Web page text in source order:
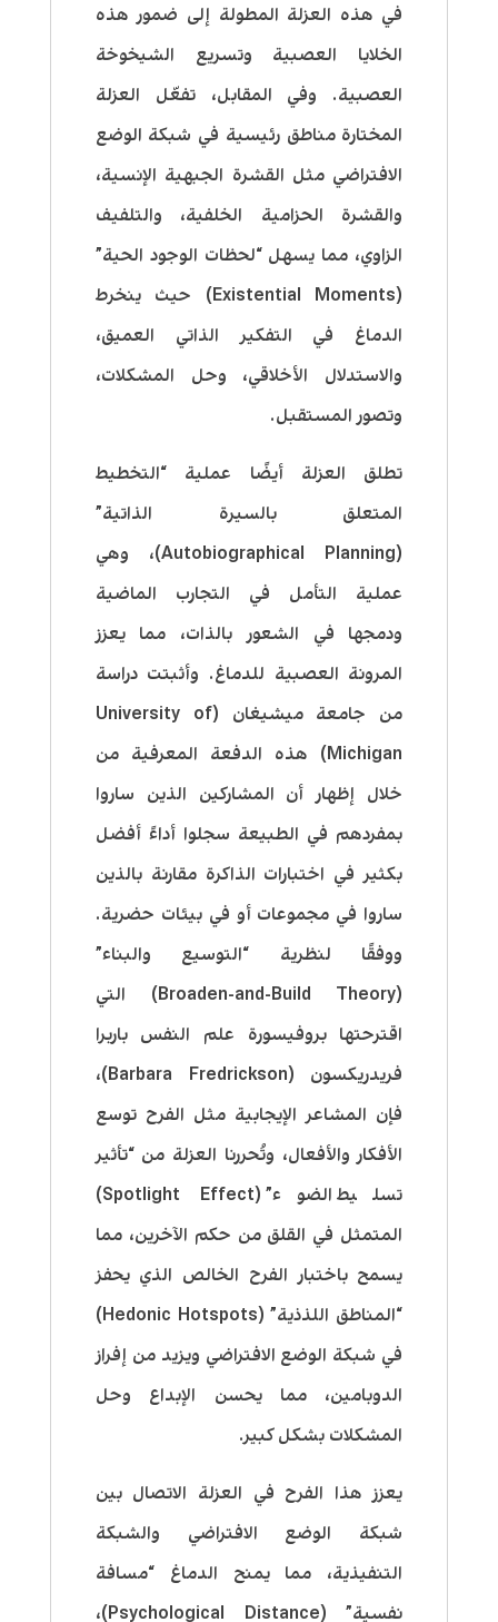
في هذه العزلة المطولة إلى ضمور هذه
الخلايا العصبية وتسريع الشيخوخة
العصبية. وفي المقابل، تفعّل العزلة
المختارة مناطق رئيسية في شبكة الوضع
الافتراضي مثل القشرة الجبهية الإنسية،
والقشرة الحزامية الخلفية، والتلفيف
الزاوي، مما يسهل “لحظات الوجود الحية”
(Existential Moments) حيث ينخرط
الدماغ في التفكير الذاتي العميق،
والاستدلال الأخلاقي، وحل المشكلات،
وتصور المستقبل.
تطلق العزلة أيضًا عملية “التخطيط
المتعلق بالسيرة الذاتية”
(Autobiographical Planning)، وهي
عملية التأمل في التجارب الماضية
ودمجها في الشعور بالذات، مما يعزز
المرونة العصبية للدماغ. وأثبتت دراسة
من جامعة ميشيغان (University of
Michigan) هذه الدفعة المعرفية من
خلال إظهار أن المشاركين الذين ساروا
بمفردهم في الطبيعة سجلوا أداءً أفضل
بكثير في اختبارات الذاكرة مقارنة بالذين
ساروا في مجموعات أو في بيئات حضرية.
ووفقًا لنظرية “التوسيع والبناء”
(Broaden-and-Build Theory) التي
اقترحتها بروفيسورة علم النفس باربرا
فريدريكسون (Barbara Fredrickson)،
فإن المشاعر الإيجابية مثل الفرح توسع
الأفكار والأفعال، وتُحررنا العزلة من “تأثير
تسليط الضوء” (Spotlight Effect)
المتمثل في القلق من حكم الآخرين، مما
يسمح باختبار الفرح الخالص الذي يحفز
“المناطق اللذذية” (Hedonic Hotspots)
في شبكة الوضع الافتراضي ويزيد من إفراز
الدوبامين، مما يحسن الإبداع وحل
المشكلات بشكل كبير.
يعزز هذا الفرح في العزلة الاتصال بين
شبكة الوضع الافتراضي والشبكة
التنفيذية، مما يمنح الدماغ “مسافة
نفسية” (Psychological Distance)،